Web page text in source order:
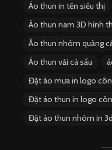
Áo thun in tên siêu thị
Áo thun nam 3D hình
Áo thun nhóm quảng
Áo thun vải cá sấu
Đặt áo mưa in logo
Đặt áo thun in logo
Đặt áo thun nhóm in